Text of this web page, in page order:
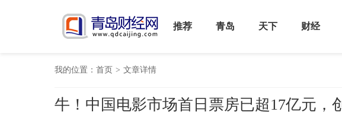
推荐 青岛 天下 财经
我的位置： 首页 > 文章详情
牛！中国电影市场首日票房已超17亿元，